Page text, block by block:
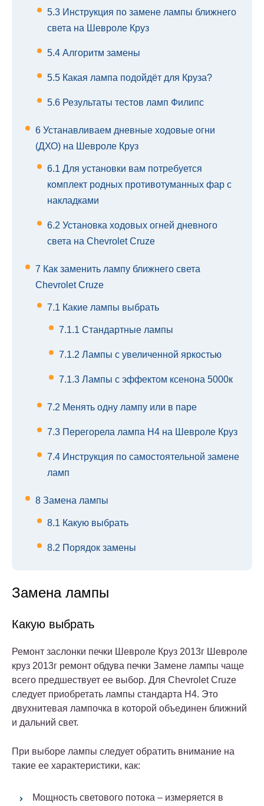
5.3 Инструкция по замене лампы ближнего
света на Шевроле Круз
5.4 Алгоритм замены
5.5 Какая лампа подойдёт для Круза?
5.6 Результаты тестов ламп Филипс
6 Устанавливаем дневные ходовые огни
(ДХО) на Шевроле Круз
6.1 Для установки вам потребуется
комплект родных противотуманных фар с
накладками
6.2 Установка ходовых огней дневного
света на Chevrolet Cruze
7 Как заменить лампу ближнего света
Chevrolet Cruze
7.1 Какие лампы выбрать
7.1.1 Стандартные лампы
7.1.2 Лампы с увеличенной яркостью
7.1.3 Лампы с эффектом ксенона 5000к
7.2 Менять одну лампу или в паре
7.3 Перегорела лампа H4 на Шевроле Круз
7.4 Инструкция по самостоятельной замене
ламп
8 Замена лампы
8.1 Какую выбрать
8.2 Порядок замены
Замена лампы
Какую выбрать
Ремонт заслонки печки Шевроле Круз 2013г Шевроле
круз 2013г ремонт обдува печки Замене лампы чаще
всего предшествует ее выбор. Для Chevrolet Cruze
следует приобретать лампы стандарта H4. Это
двухнитевая лампочка в которой объединен ближний
и дальний свет.
При выборе лампы следует обратить внимание на
такие ее характеристики, как:
Мощность светового потока – измеряется в